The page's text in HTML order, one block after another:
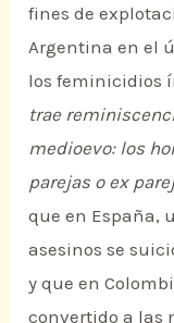
fines de
Argentina en el
los feminicidios
trae
medioevo: los
parejas o ex
que en España,
asesinos se
y que en
convertido a las